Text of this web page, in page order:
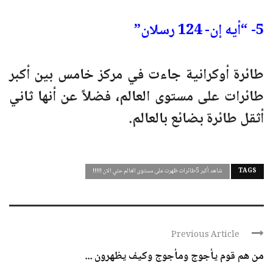
5- “أيه إن- 124 رسلان”
طائرة أوكرانية جاءت في مركز خامس بين أكبر
طائرات على مستوى العالم، فضلاً عن أنها ثاني
أثقل طائرة بضائع بالعالم.
TAGS شاهد أكبر 5طائرات ظهرت على مستوى العالم حتي الان !!!!!
Previous Article
من هم قوم يأجوج ومأجوج وكيف يظهرون ...